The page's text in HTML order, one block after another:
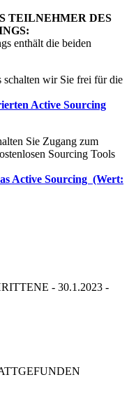
TEILNEHMER DES
enthält die beiden
wir Sie frei für die
Active Sourcing
Sie Zugang zum
Sourcing Tools
Active Sourcing (Wert:
- 30.1.2023 -